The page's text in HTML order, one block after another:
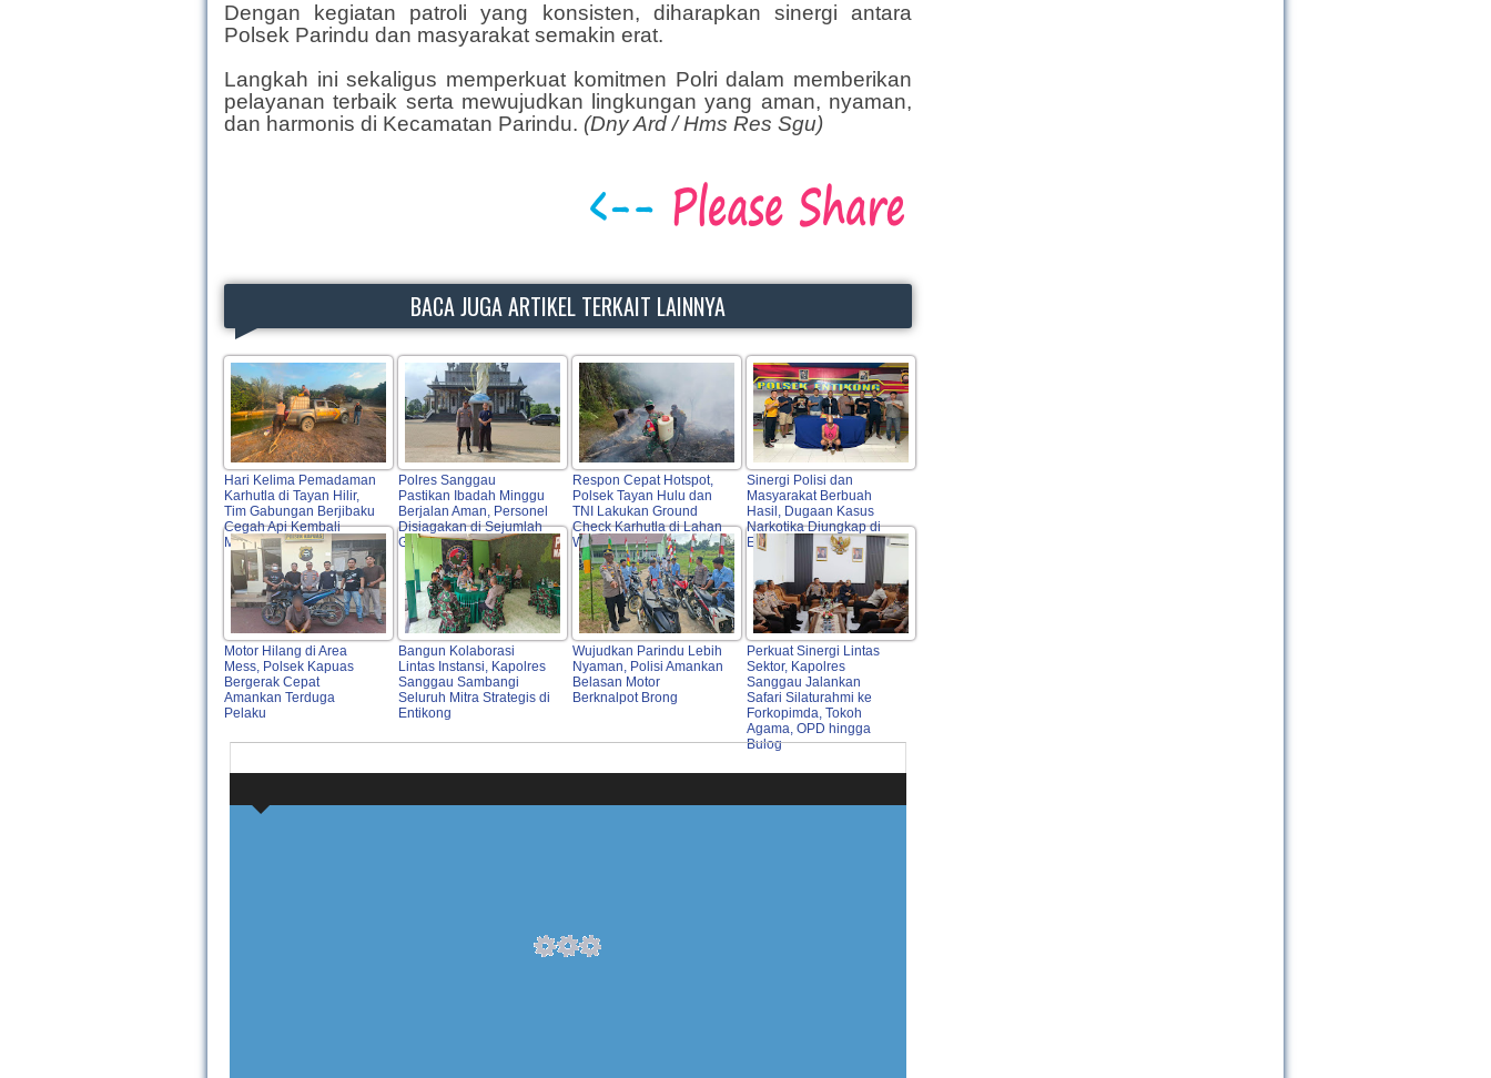
Dengan kegiatan patroli yang konsisten, diharapkan sinergi antara
Polsek Parindu dan masyarakat semakin erat.
Langkah ini sekaligus memperkuat komitmen Polri dalam memberikan
pelayanan terbaik serta mewujudkan lingkungan yang aman, nyaman,
dan harmonis di Kecamatan Parindu. (Dny Ard / Hms Res Sgu)
BACA JUGA ARTIKEL TERKAIT LAINNYA
Hari Kelima Pemadaman
Karhutla di Tayan Hilir,
Tim Gabungan Berjibaku
Cegah Api Kembali
Meluas
Polres Sanggau
Pastikan Ibadah Minggu
Berjalan Aman, Personel
Disiagakan di Sejumlah
Gereja Kota
Respon Cepat Hotspot,
Polsek Tayan Hulu dan
TNI Lakukan Ground
Check Karhutla di Lahan
Warga
Sinergi Polisi dan
Masyarakat Berbuah
Hasil, Dugaan Kasus
Narkotika Diungkap di
Entikong
Motor Hilang di Area
Mess, Polsek Kapuas
Bergerak Cepat
Amankan Terduga
Pelaku
Bangun Kolaborasi
Lintas Instansi, Kapolres
Sanggau Sambangi
Seluruh Mitra Strategis di
Entikong
Wujudkan Parindu Lebih
Nyaman, Polisi Amankan
Belasan Motor
Berknalpot Brong
Perkuat Sinergi Lintas
Sektor, Kapolres
Sanggau Jalankan
Safari Silaturahmi ke
Forkopimda, Tokoh
Agama, OPD hingga
Bulog